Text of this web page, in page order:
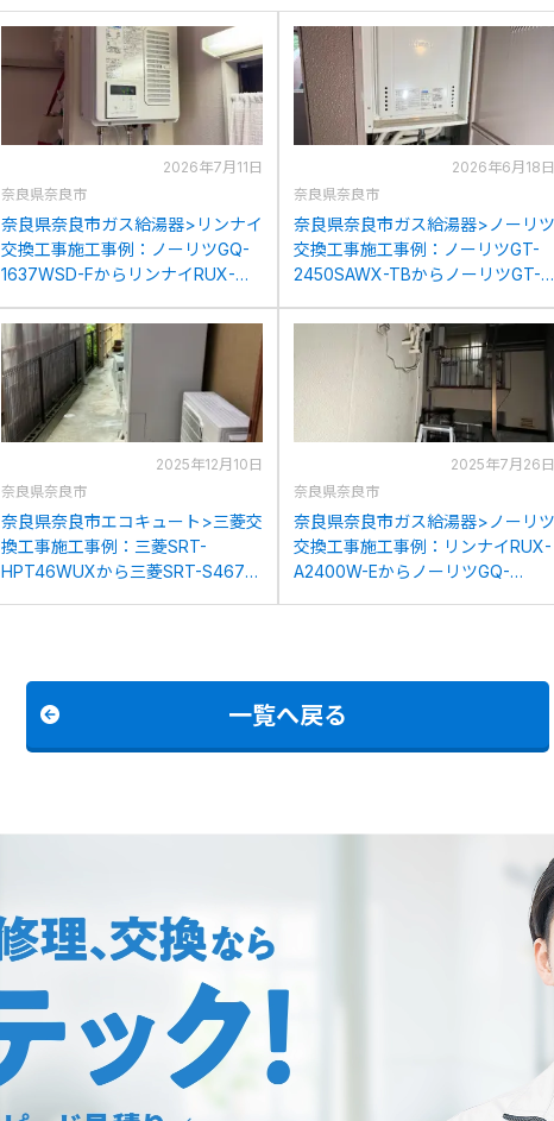
2026年7月11日
奈良県奈良市
奈良県奈良市ガス給湯器>リンナイ
交換工事施工事例：ノーリツGQ-
1637WSD-FからリンナイRUX-
2026年6月18日
奈良県奈良市
奈良県奈良市ガス給湯器>ノーリツ
交換工事施工事例：ノーリツGT-
2450SAWX-TBからノーリツGT-
2025年12月10日
奈良県奈良市
奈良県奈良市エコキュート>三菱交
換工事施工事例：三菱SRT-
HPT46WUXから三菱SRT-S467U
2025年7月26日
奈良県奈良市
奈良県奈良市ガス給湯器>ノーリツ
交換工事施工事例：リンナイRUX-
A2400W-EからノーリツGQ-
一覧へ戻る